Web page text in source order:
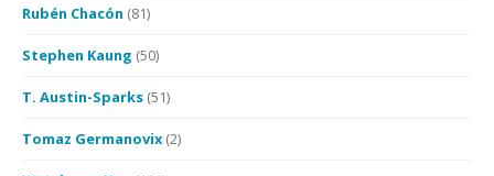
Rubén Chacón (81)
Stephen Kaung (50)
T. Austin-Sparks (51)
Tomaz Germanovix (2)